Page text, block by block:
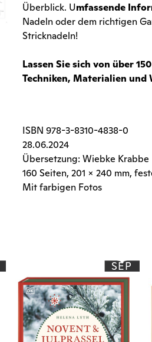
Überblick. Umfassende
Nadeln oder dem richtigen
Stricknadeln!
Lassen Sie sich von über
Techniken, Materialien
ISBN 978-3-8310-4838-0
28.06.2024
Übersetzung: Wiebke Krabbe
160 Seiten, 201 x 240 mm,
Mit farbigen Fotos
SEP